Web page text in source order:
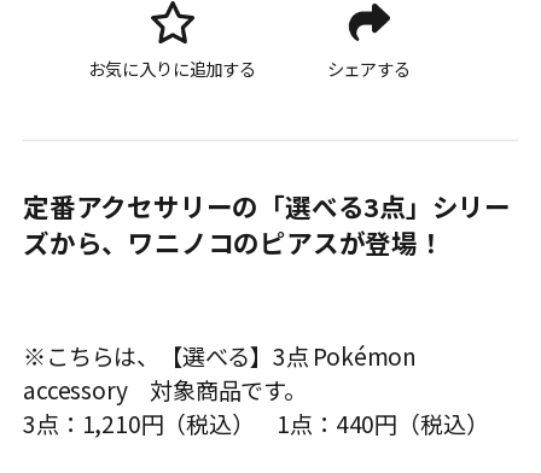
お気に入りに追加する シェアする
定番アクセサリーの「選べる3点」シリー
ズから、ワニノコのピアスが登場！
※こちらは、【選べる】3点 Pokémon
accessory 対象商品です。
3点：1,210円（税込） 1点：440円（税込）